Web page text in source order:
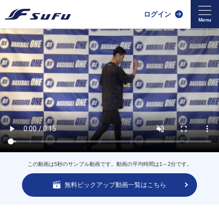
ログイン
この動画は5秒のサンプル動画です。動画の平均時間は1～2分です。
無料ピックアップ動画一覧はこちら